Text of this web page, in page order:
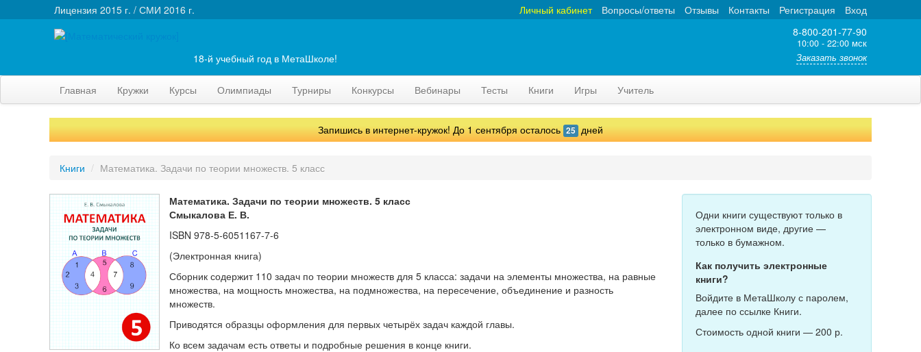
Лицензия 2015 г. / СМИ 2016 г. Вход
Регистрация
Контакты
Отзывы
Вопросы/ответы
Личный кабинет
8-800-201-77-90
10:00 - 22:00 мск
Заказать звонок
18-й учебный год в МетаШколе!
Главная Кружки Курсы Олимпиады Турниры Конкурсы Вебинары Тесты Книги Игры Учитель
Запишись в интернет-кружок! До 1 сентября осталось 25 дней
Книги / Математика. Задачи по теории множеств. 5 класс
Математика. Задачи по теории множеств. 5 класс
Смыкалова Е. В.
ISBN 978-5-6051167-7-6
(Электронная книга)
Сборник содержит 110 задач по теории множеств для 5 класса: задачи на элементы множества, на равные
множества, на мощность множества, на подмножества, на пересечение, объединение и разность
множеств.
Приводятся образцы оформления для первых четырёх задач каждой главы.
Ко всем задачам есть ответы и подробные решения в конце книги.
Одни книги существуют только в
электронном виде, другие —
только в бумажном.
Как получить электронные
книги?
Войдите в МетаШколу с паролем,
далее по ссылке Книги.
Стоимость одной книги — 200 р.